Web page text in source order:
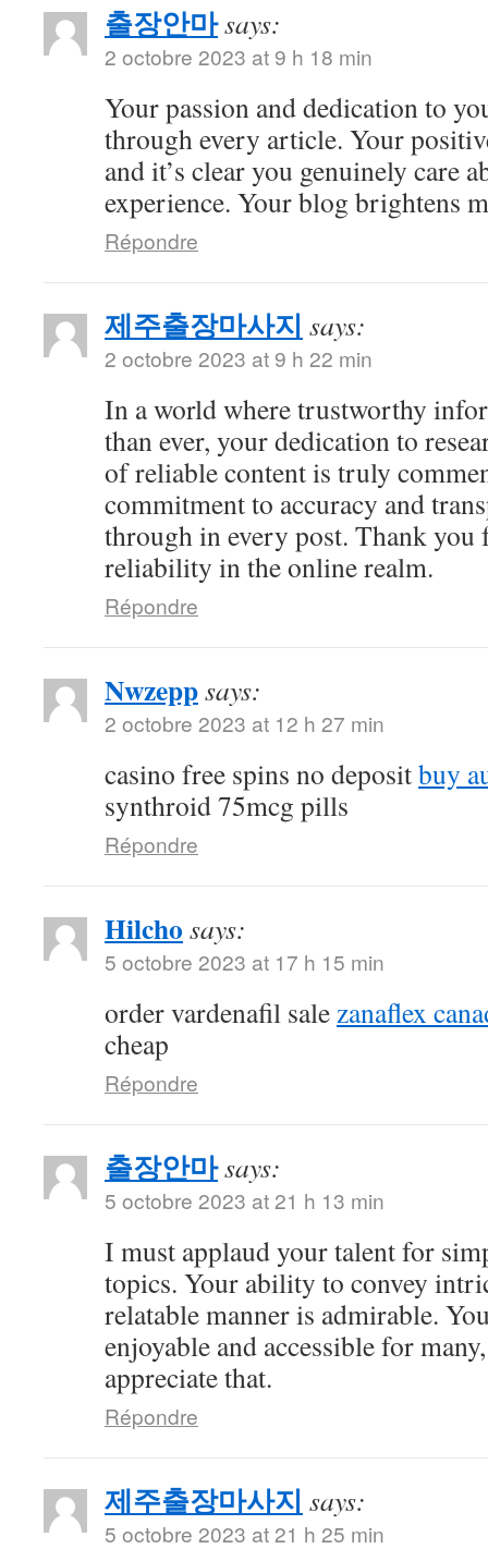
출장안마says:
2 octobre 2023 at 9 h 18 min
Your passion and dedication to
through every article. Your
and it’s clear you genuinely care
experience. Your blog brightens
Répondre
제주출장마사지 says:
2 octobre 2023 at 9 h 22 min
In a world where trustworthy
than ever, your dedication to
of reliable content is truly
commitment to accuracy and
through in every post. Thank you
reliability in the online realm.
Répondre
Nwzeppsays:
2 octobre 2023 at 12 h 27 min
casino free spins no depositbuy
synthroid 75mcg pills
Répondre
Hilcho says:
5 octobre 2023 at 17 h 15 min
order vardenafil salezanaflex
cheap
Répondre
출장안마says:
5 octobre 2023 at 21 h 13 min
I must applaud your talent for
topics. Your ability to convey
relatable manner is admirable.
enjoyable and accessible for
appreciate that.
Répondre
제주출장마사지 says:
5 octobre 2023 at 21 h 25 min